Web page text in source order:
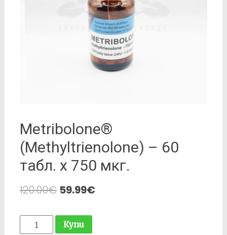
Metribolone®
(Methyltrienolone) – 60
табл. х 750 мкг.
120.00€ 59.99€
количество
Купи